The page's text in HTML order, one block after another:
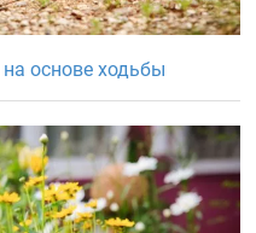
основе ходьбы